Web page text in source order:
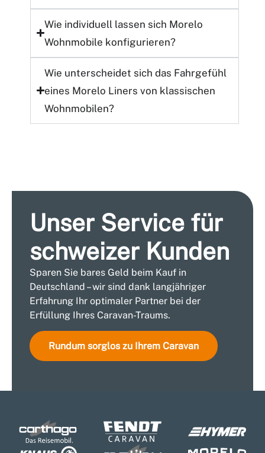
Wie individuell lassen sich Morelo
Wohnmobile konfigurieren?
Wie unterscheidet sich das Fahrgefühl
eines Morelo Liners von klassischen
Wohnmobilen?
Unser Service für
schweizer Kunden
Sparen Sie bares Geld beim Kauf in
Deutschland – wir sind dank langjähriger
Erfahrung Ihr optimaler Partner bei der
Erfüllung Ihres Caravan-Traums.
Rundum sorglos zu Ihrem Caravan